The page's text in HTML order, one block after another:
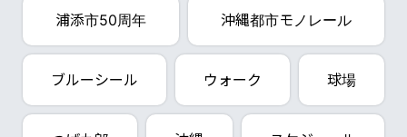
浦添市50周年 沖縄都市モノレール
ブルーシール ウォーク 球場